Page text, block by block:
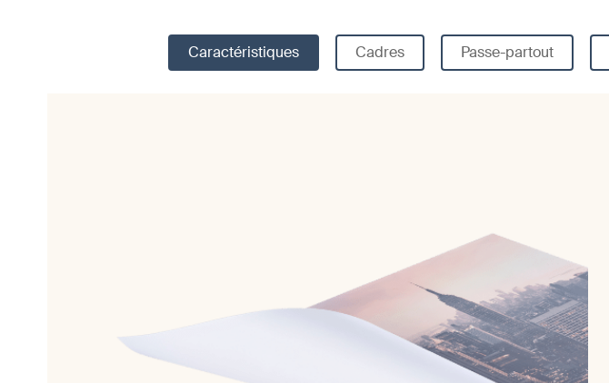
Caractéristiques Cadres Passe-partout